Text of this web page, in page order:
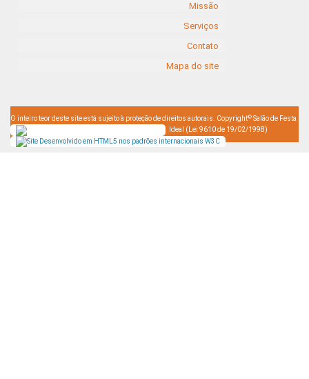
Missão
Serviços
Contato
Mapa do site
O inteiro teor deste site está sujeito à proteção de direitos autorais. Copyright© Salão de Festa
Ideal (Lei 9610 de 19/02/1998)